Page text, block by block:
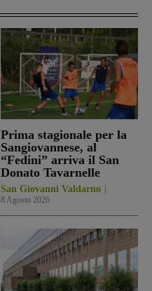
Prima stagionale per la
Sangiovannese, al
“Fedini” arriva il San
Donato Tavarnelle
San Giovanni Valdarno
8 Agosto 2026